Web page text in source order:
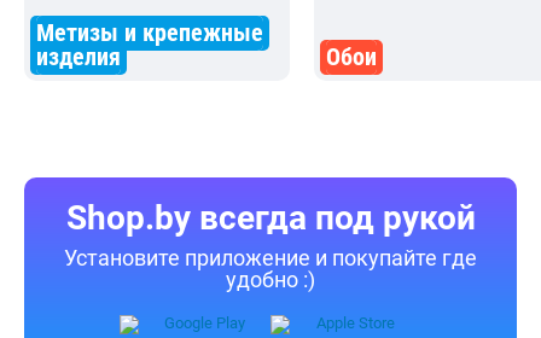
Метизы и крепежные
изделия
Обои
Shop.by всегда под рукой
Установите приложение и покупайте где
удобно :)